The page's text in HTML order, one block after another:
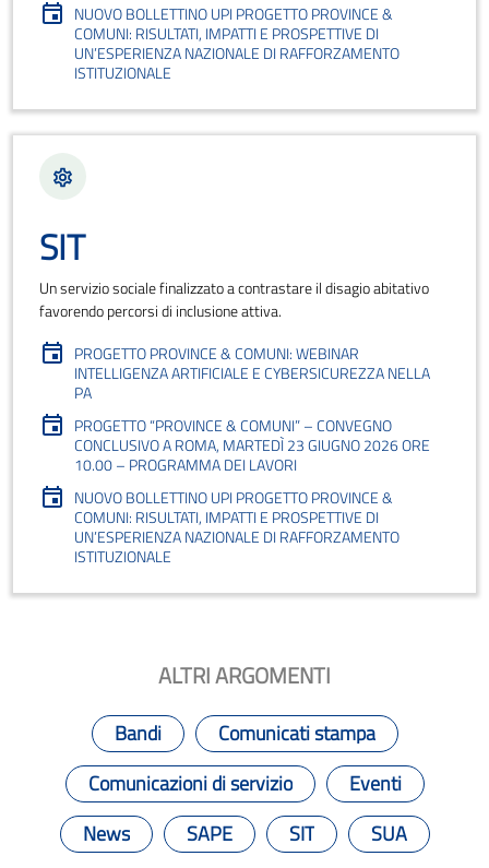
NUOVO BOLLETTINO UPI PROGETTO PROVINCE &
COMUNI: RISULTATI, IMPATTI E PROSPETTIVE DI
UN’ESPERIENZA NAZIONALE DI RAFFORZAMENTO
ISTITUZIONALE
SIT
Un servizio sociale finalizzato a contrastare il disagio abitativo
favorendo percorsi di inclusione attiva.
PROGETTO PROVINCE & COMUNI: WEBINAR
INTELLIGENZA ARTIFICIALE E CYBERSICUREZZA NELLA
PA
PROGETTO “PROVINCE & COMUNI” – CONVEGNO
CONCLUSIVO A ROMA, MARTEDÌ 23 GIUGNO 2026 ORE
10.00 – PROGRAMMA DEI LAVORI
NUOVO BOLLETTINO UPI PROGETTO PROVINCE &
COMUNI: RISULTATI, IMPATTI E PROSPETTIVE DI
UN’ESPERIENZA NAZIONALE DI RAFFORZAMENTO
ISTITUZIONALE
ALTRI ARGOMENTI
Bandi
Comunicati stampa
Comunicazioni di servizio
Eventi
News
SAPE SIT SUA